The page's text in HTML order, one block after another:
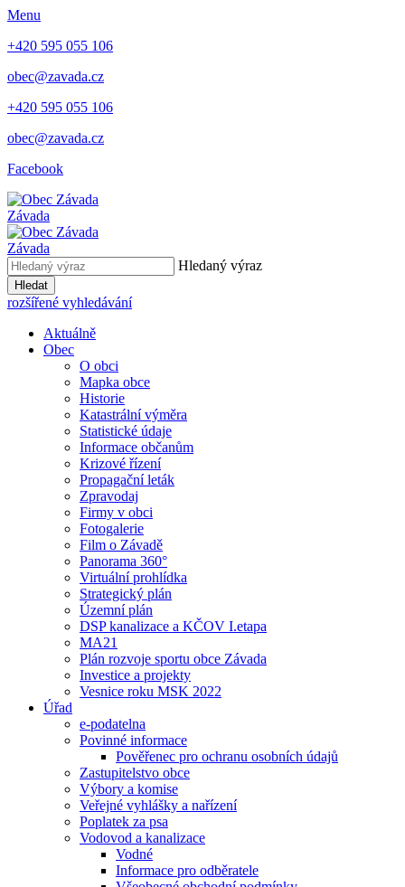
Menu
+420 595 055 106
obec@zavada.cz
+420 595 055 106
obec@zavada.cz
Facebook
Závada
Závada
Hledaný výraz
Hledat
rozšířené vyhledávání
Aktuálně
Obec
O obci
Mapka obce
Historie
Katastrální výměra
Statistické údaje
Informace občanům
Krizové řízení
Propagační leták
Zpravodaj
Firmy v obci
Fotogalerie
Film o Závadě
Panorama 360°
Virtuální prohlídka
Strategický plán
Územní plán
DSP kanalizace a KČOV I.etapa
MA21
Plán rozvoje sportu obce Závada
Investice a projekty
Vesnice roku MSK 2022
Úřad
e-podatelna
Povinné informace
Pověřenec pro ochranu osobních údajů
Zastupitelstvo obce
Výbory a komise
Veřejné vyhlášky a nařízení
Poplatek za psa
Vodovod a kanalizace
Vodné
Informace pro odběratele